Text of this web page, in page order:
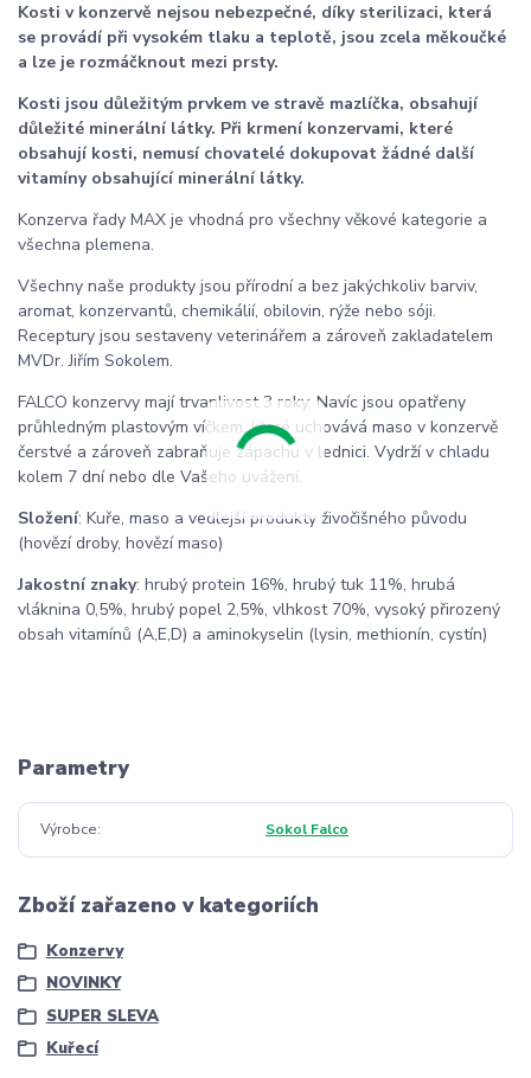
Kosti v konzervě nejsou nebezpečné, díky sterilizaci, která
se provádí při vysokém tlaku a teplotě, jsou zcela měkoučké
a lze je rozmáčknout mezi prsty.
Kosti jsou důležitým prvkem ve stravě mazlíčka, obsahují
důležité minerální látky. Při krmení konzervami, které
obsahují kosti, nemusí chovatelé dokupovat žádné další
vitamíny obsahující minerální látky.
Konzerva řady MAX je vhodná pro všechny věkové kategorie a
všechna plemena.
Všechny naše produkty jsou přírodní a bez jakýchkoliv barviv,
aromat, konzervantů, chemikálií, obilovin, rýže nebo sóji.
Receptury jsou sestaveny veterinářem a zároveň zakladatelem
MVDr. Jiřím Sokolem.
FALCO konzervy mají trvanlivost 3 roky. Navíc jsou opatřeny
průhledným plastovým víčkem, které uchovává maso v konzervě
čerstvé a zároveň zabraňuje zápachu v lednici. Vydrží v chladu
kolem 7 dní nebo dle Vašeho uvážení.
Složení: Kuře, maso a vedlejší produkty živočišného původu
(hovězí droby, hovězí maso)
Jakostní znaky: hrubý protein 16%, hrubý tuk 11%, hrubá
vláknina 0,5%, hrubý popel 2,5%, vlhkost 70%, vysoký přirozený
obsah vitamínů (A,E,D) a aminokyselin (lysin, methionín, cystín)
Parametry
Výrobce Sokol Falco
Zboží zařazeno v kategoriích
Konzervy
NOVINKY
SUPER SLEVA
Kuřecí